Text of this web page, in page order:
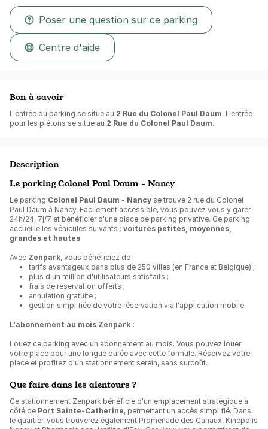
Poser une question sur ce parking
Centre d'aide
Bon à savoir
L'entrée du parking se situe au 2 Rue du Colonel Paul Daum. L'entrée
pour les piétons se situe au 2 Rue du Colonel Paul Daum.
Description
Le parking Colonel Paul Daum - Nancy
Le parking Colonel Paul Daum - Nancy se trouve 2 rue du Colonel
Paul Daum à Nancy. Facilement accessible, vous pouvez vous y garer
24h/24, 7j/7 et bénéficier d'une place de parking privative. Ce parking
accueille les véhicules suivants : voitures petites, moyennes,
grandes et hautes.
Avec Zenpark, vous bénéficiez de :
tarifs avantageux dans plus de 250 villes (en France et Belgique) ;
plus d'un million d'utilisateurs satisfaits ;
frais de réservation offerts ;
annulation gratuite ;
gestion simplifiée de votre réservation via l'application mobile.
L'abonnement au mois Zenpark :
Louez ce parking avec un abonnement au mois. Vous pouvez louer
votre place pour une longue durée avec cette formule. Réservez votre
place et profitez d'un stationnement serein, sans surcoût.
Que faire dans les alentours ?
Ce stationnement Zenpark bénéficie d'un emplacement stratégique à
côté de Port Sainte-Catherine, permettant un accès simplifié. Dans
le quartier, vous trouverez également Promenade des Canaux, Kinepolis